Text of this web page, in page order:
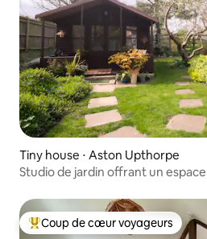
Tiny house ⋅ Aston Upthorpe
Studio de jardin offrant un
Coups de cœur voyageurs les plus
Coup de cœur voyageurs